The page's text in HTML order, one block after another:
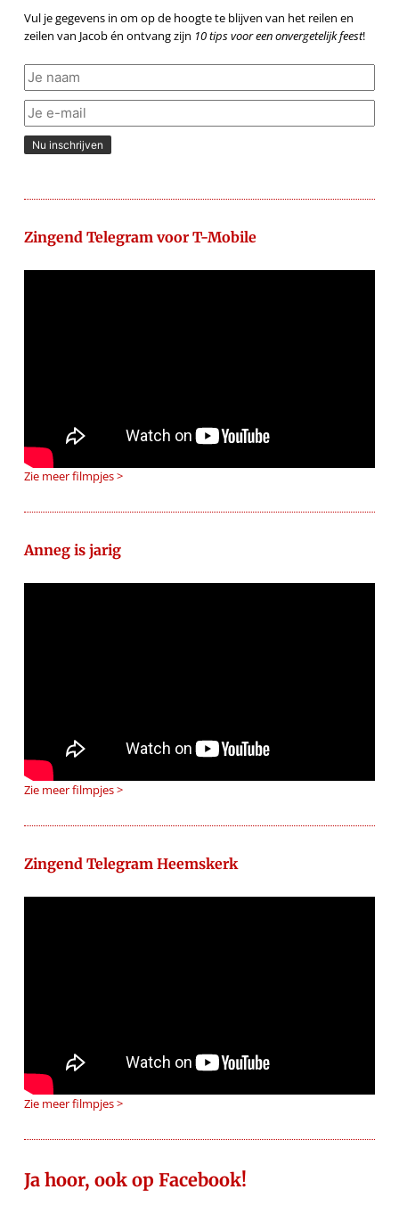
Vul je gegevens in om op de hoogte te blijven van het reilen en
zeilen van Jacob én ontvang zijn 10 tips voor een onvergetelijk feest!
Zingend Telegram voor T-Mobile
Zie meer filmpjes >
Anneg is jarig
Zie meer filmpjes >
Zingend Telegram Heemskerk
Zie meer filmpjes >
Ja hoor, ook op Facebook!